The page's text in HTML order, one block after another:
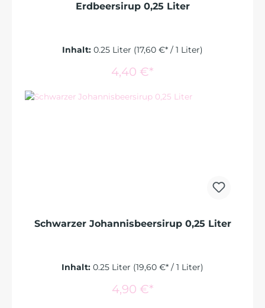
Erdbeersirup 0,25 Liter
Inhalt: 0.25 Liter (17,60 €* / 1 Liter)
4,40 €*
In den Warenkorb
Schwarzer Johannisbeersirup 0,25 Liter
Inhalt: 0.25 Liter (19,60 €* / 1 Liter)
4,90 €*
In den Warenkorb